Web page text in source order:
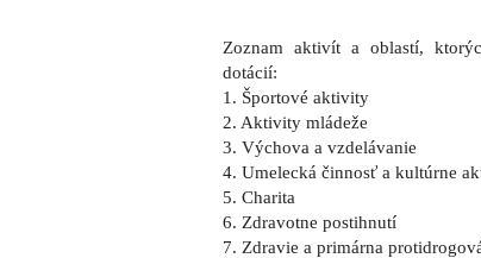
Zoznam aktivít a oblastí,
dotácií:
1. Športové aktivity
2. Aktivity mládeže
3. Výchova a vzdelávanie
4. Umelecká činnosť a kultúrne
5. Charita
6. Zdravotne postihnutí
7. Zdravie a primárna